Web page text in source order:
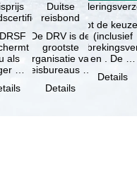
als
met
Duitse
reisbond
De DRV is de
grootste
organisatie van
reisbureaus en
in Duitsland. …
Details
Je hebt de
(inclusief
en . De …
Details